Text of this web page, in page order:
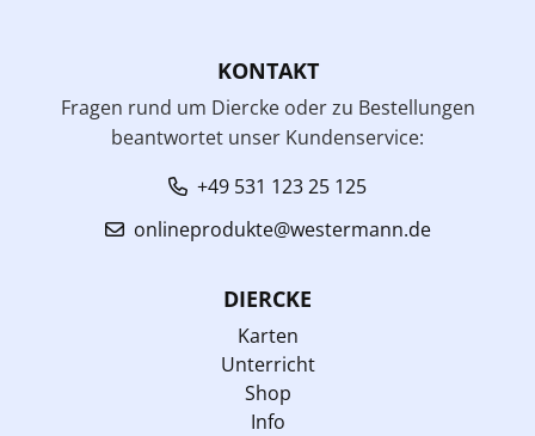
KONTAKT
Fragen rund um Diercke oder zu Bestellungen
beantwortet unser Kundenservice:
+49 531 123 25 125
onlineprodukte@westermann.de
DIERCKE
Karten
Unterricht
Shop
Info